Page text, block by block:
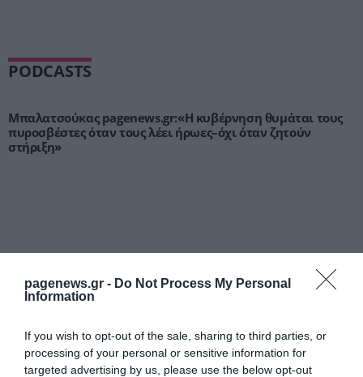
pagenews.gr - Do Not Process My Personal
Information
If you wish to opt-out of the sale, sharing to third parties, or
processing of your personal or sensitive information for
targeted advertising by us, please use the below opt-out
PODCASTS
Μπαλατσούκας pagenews.gr:«Η κυβέρνηση θυμάται τους
πυροσβέστες όταν τους λέει ήρωες–όχι όταν ζητούν
στήριξη»
Γ.Βρεττάκος στο pagenews.gr: «Το ΠΑΣΟΚ μπλοκάρει τη
Συνταγματική Αναθεώρηση και φορτώνει ευθύνες στη
χώρα»